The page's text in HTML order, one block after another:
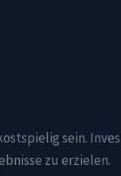
sein.
zu erzielen.